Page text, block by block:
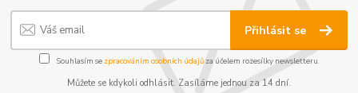
Přihlásit se
Souhlasím se zpracováním osobních údajůza účelem rozesílky newsletteru.
Můžete se kdykoli odhlásit. Zasíláme jednou za 14 dní.